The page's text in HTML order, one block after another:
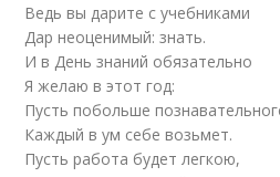
Ведь вы дарите с учебниками
Дар неоценимый: знать.
И в День знаний обязательно
Я желаю в этот год:
Пусть побольше
Каждый в ум себе возьмет.
Пусть работа будет легкою,